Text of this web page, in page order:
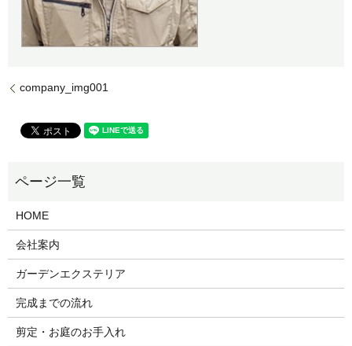
company_img001
HOME
会社案内
ガーデンエクステリア
完成までの流れ
剪定・お庭のお手入れ